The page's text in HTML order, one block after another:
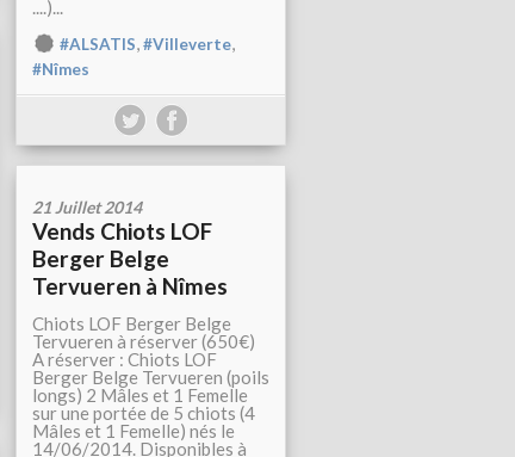
....)...
#ALSATIS,#Villeverte,
#Nîmes
21 Juillet 2014
Vends Chiots LOF
Berger Belge
Tervueren à Nîmes
Chiots LOF Berger Belge
Tervueren à réserver (650€)
A réserver : Chiots LOF
Berger Belge Tervueren (poils
longs) 2 Mâles et 1 Femelle
sur une portée de 5 chiots (4
Mâles et 1 Femelle) nés le
14/06/2014. Disponibles à